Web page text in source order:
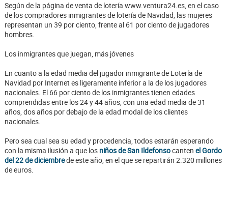
Según de la página de venta de lotería www.ventura24.es, en el caso
de los compradores inmigrantes de lotería de Navidad, las mujeres
representan un 39 por ciento, frente al 61 por ciento de jugadores
hombres.
Los inmigrantes que juegan, más jóvenes
En cuanto a la edad media del jugador inmigrante de Lotería de
Navidad por Internet es ligeramente inferior a la de los jugadores
nacionales. El 66 por ciento de los inmigrantes tienen edades
comprendidas entre los 24 y 44 años, con una edad media de 31
años, dos años por debajo de la edad modal de los clientes
nacionales.
Pero sea cual sea su edad y procedencia, todos estarán esperando
con la misma ilusión a que los niños de San Ildefonsocanten el Gordo
del 22 de diciembrede este año, en el que se repartirán 2.320 millones
de euros.